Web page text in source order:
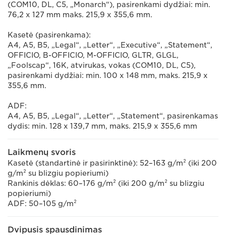
(COM10, DL, C5, „Monarch“), pasirenkami dydžiai: min.
76,2 x 127 mm maks. 215,9 x 355,6 mm.
Kasetė (pasirenkama):
A4, A5, B5, „Legal“, „Letter“, „Executive“, „Statement“,
OFFICIO, B-OFFICIO, M-OFFICIO, GLTR, GLGL,
„Foolscap“, 16K, atvirukas, vokas (COM10, DL, C5),
pasirenkami dydžiai: min. 100 x 148 mm, maks. 215,9 x
355,6 mm.
ADF:
A4, A5, B5, „Legal“, „Letter“, „Statement“, pasirenkamas
dydis: min. 128 x 139,7 mm, maks. 215,9 x 355,6 mm
Laikmenų svoris
Kasetė (standartinė ir pasirinktinė): 52–163 g/m² (iki 200
g/m² su blizgiu popieriumi)
Rankinis dėklas: 60–176 g/m² (iki 200 g/m² su blizgiu
popieriumi)
ADF: 50–105 g/m²
Dvipusis spausdinimas